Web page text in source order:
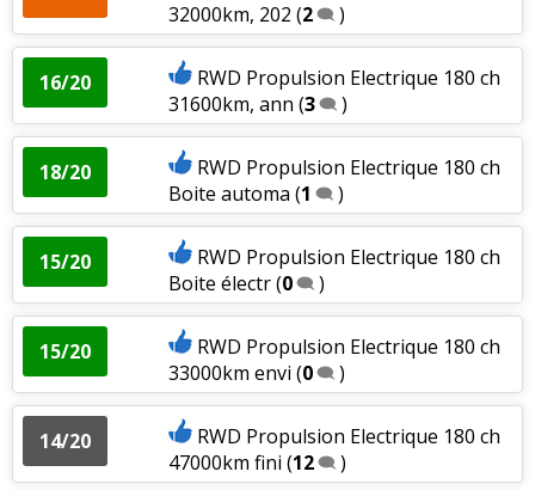
32000km, 202 (2 )
16/20
RWD Propulsion Electrique 180 ch
31600km, ann (3 )
18/20
RWD Propulsion Electrique 180 ch
Boite automa (1 )
15/20
RWD Propulsion Electrique 180 ch
Boite électr(0 )
15/20
RWD Propulsion Electrique 180 ch
33000km envi (0 )
14/20
RWD Propulsion Electrique 180 ch
47000km fini (12 )